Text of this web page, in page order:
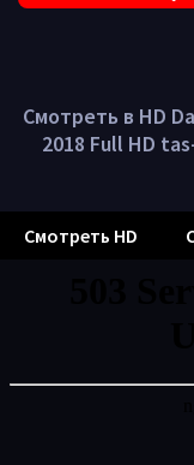
Смотреть в HD
2018 Full HD
Смотреть HD